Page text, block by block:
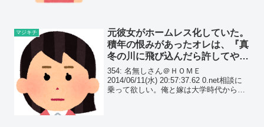
マジキチ
元彼女がホームレス化していた。
積年の恨みがあったオレは、『真
冬の川に飛び込んだら許してやる
よｗ』と脅すと…
354: 名無しさん＠ＨＯＭＥ
2014/06/11(水) 20:57:37.62 0.net相談に
乗って欲しい。俺と嫁は大学時代から付